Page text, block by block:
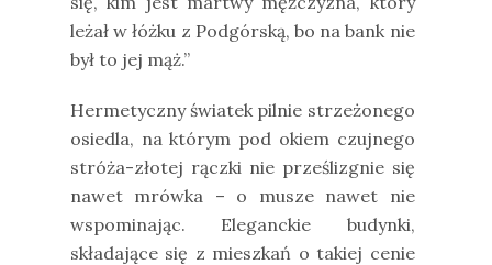
leżał w łóżku z Podgórską, bo na bank nie
był to jej mąż.”
Hermetyczny światek pilnie strzeżonego
osiedla, na którym pod okiem czujnego
stróża-złotej rączki nie prześlizgnie się
nawet mrówka – o musze nawet nie
wspominając. Eleganckie budynki,
składające się z mieszkań o takiej cenie